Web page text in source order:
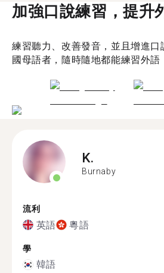
加強口說練習，提升
練習聽力、改善發音，並且增進
國母語者，隨時隨地都能練習外語
K.
Burnaby
流利
英語 粵語
學
韓語